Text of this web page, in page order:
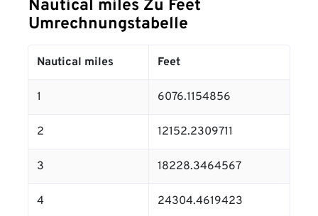
Nautical miles Zu Feet
Umrechnungstabelle
Nautical miles Feet
1 6076.1154856
2 12152.2309711
3 18228.3464567
4 24304.4619423